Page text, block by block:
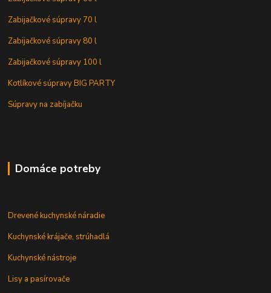
Zabijačkové súpravy 70 l
Zabijačkové súpravy 80 l
Zabijačkové súpravy 100 l
Kotlíkové súpravy BIG PARTY
Súpravy na zabíjačku
Domáce potreby
Drevené kuchynské náradie
Kuchynské krájače, strúhadlá
Kuchynské nástroje
Lisy a pasírovače